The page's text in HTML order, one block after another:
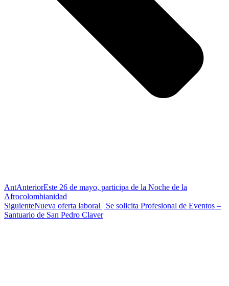
AntAnteriorEste 26 de mayo, participa de la Noche de la
Afrocolombianidad
SiguienteNueva oferta laboral | Se solicita Profesional de Eventos –
Santuario de San Pedro Claver